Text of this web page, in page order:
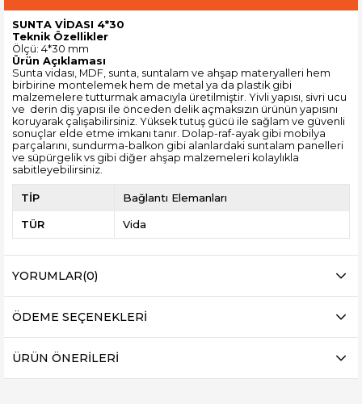
SUNTA VİDASI 4*30
Teknik Özellikler
Ölçü: 4*30 mm
Ürün Açıklaması
Sunta vidası, MDF, sunta, suntalam ve ahşap materyalleri hem
birbirine montelemek hem de metal ya da plastik gibi
malzemelere tutturmak amacıyla üretilmiştir. Yivli yapısı, sivri ucu
ve derin diş yapısı ile önceden delik açmaksızın ürünün yapısını
koruyarak çalışabilirsiniz. Yüksek tutuş gücü ile sağlam ve güvenli
sonuçlar elde etme imkanı tanır. Dolap-raf-ayak gibi mobilya
parçalarını, sundurma-balkon gibi alanlardaki suntalam panelleri
ve süpürgelik vs gibi diğer ahşap malzemeleri kolaylıkla
sabitleyebilirsiniz.
TİP Bağlantı Elemanları
TÜR Vida
YORUMLAR(0)
ÖDEME SEÇENEKLERI
ÜRÜN ÖNERILERI